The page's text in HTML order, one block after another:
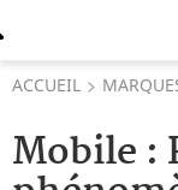
ACCUEIL
Mobile :